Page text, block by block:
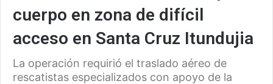
cuerpo en zona de difícil
acceso en Santa Cruz Itundujia
La operación requirió el traslado aéreo de
rescatistas especializados con apoyo de la